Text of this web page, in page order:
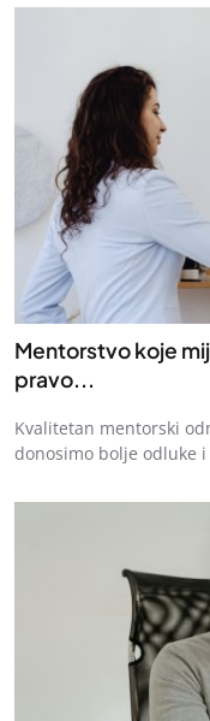
Mentorstvo koje
pravo...
Kvalitetan mentorski
donosimo bolje odluke i